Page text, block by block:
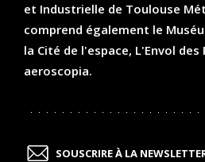
et Industrielle de Toulouse
comprend également le
la Cité de l'espace, L'Envol
aeroscopia.
SOUSCRIRE À LA